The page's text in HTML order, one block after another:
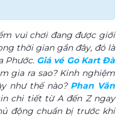
vui chơi đang được giới
thời gian gần đây, đó là
Phước. Giá vé Go Kart Đà
gia ra sao? Kinh nghiệm
như thế nào? Phan Văn
chi tiết từ A đến Z ngay
động chuẩn bị trước khi